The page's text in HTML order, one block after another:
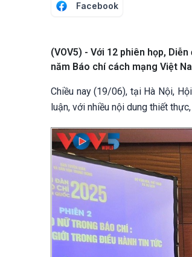
Facebook
(VOV5) - Với 12 phiên họp,
năm Báo chí cách mạng Việt
Chiều nay (19/06), tại Hà Nội,
luận, với nhiều nội dung thiết